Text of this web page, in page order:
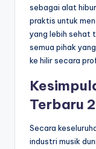
sebagai alat
praktis untuk
yang lebih sehat
semua pihak
ke hilir secara
Terbaru
Secara
industri musik